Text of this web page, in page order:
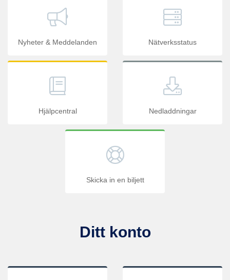
Nyheter & Meddelanden Nätverksstatus
Hjälpcentral Nedladdningar
Skicka in en biljett
Ditt konto